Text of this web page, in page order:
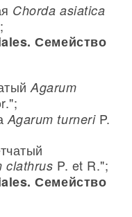
Chorda asiatica
Семейство
Agarum
Agarum turneriP.
clathrus P. et R.";
Семейство